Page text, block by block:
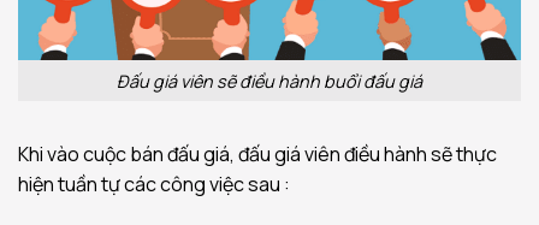
Đấu giá viên sẽ điều hành buổi đấu giá
Khi vào cuộc bán đấu giá, đấu giá viên điều hành sẽ thực
hiện tuần tự các công việc sau :